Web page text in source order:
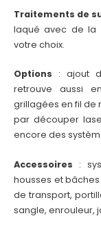
Traitements de
laqué avec de la
votre choix.
Options : ajout
retrouve aussi
grillagées en fil de
par découper
encore des
Accessoires :
housses et
de transport,
sangle, enrouleur,